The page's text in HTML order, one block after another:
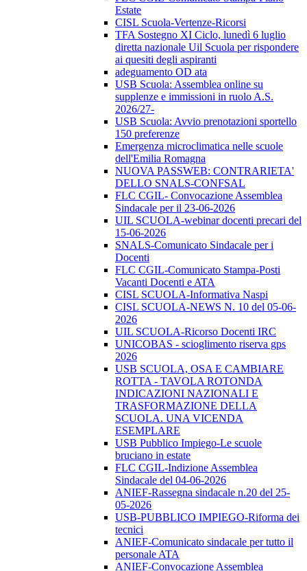
Estate
CISL Scuola-Vertenze-Ricorsi
TFA Sostegno XI Ciclo, lunedì 6 luglio
diretta nazionale Uil Scuola per rispondere
ai quesiti degli aspiranti
adeguamento OD ata
USB Scuola: Assemblea online su
supplenze e immissioni in ruolo A.S.
2026/27-
USB Scuola: Avvio prenotazioni sportello
150 preferenze
Emergenza microclimatica nelle scuole
dell'Emilia Romagna
NUOVA PASSWEB: CONTRARIETA'
DELLO SNALS-CONFSAL
FLC CGIL- Convocazione Assemblea
Sindacale per il 23-06-2026
UIL SCUOLA-webinar docenti precari del
15-06-2026
SNALS-Comunicato Sindacale per i
Docenti
FLC CGIL-Comunicato Stampa-Posti
Vacanti Docenti e ATA
CISL SCUOLA-Informativa Naspi
CISL SCUOLA-NEWS N. 10 del 05-06-
2026
UIL SCUOLA-Ricorso Docenti IRC
UNICOBAS - scioglimento riserva gps
2026
USB SCUOLA, OSA E CAMBIARE
ROTTA - TAVOLA ROTONDA
INDICAZIONI NAZIONALI E
TRASFORMAZIONE DELLA
SCUOLA. UNA VICENDA
ESEMPLARE
USB Pubblico Impiego-Le scuole
bruciano in estate
FLC CGIL-Indizione Assemblea
Sindacale del 04-06-2026
ANIEF-Rassegna sindacale n.20 del 25-
05-2026
USB-PUBBLICO IMPIEGO-Riforma dei
tecnici
ANIEF-Comunicato sindacale per tutto il
personale ATA
ANIEF-Convocazione Assemblea